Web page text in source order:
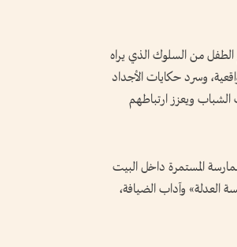
الطفل من السلوك الذي يراه
وسرد حكايات الأجداد
ويعزز ارتباطهم
المستمرة داخل البيت
العدلة» وآداب الضيافة،